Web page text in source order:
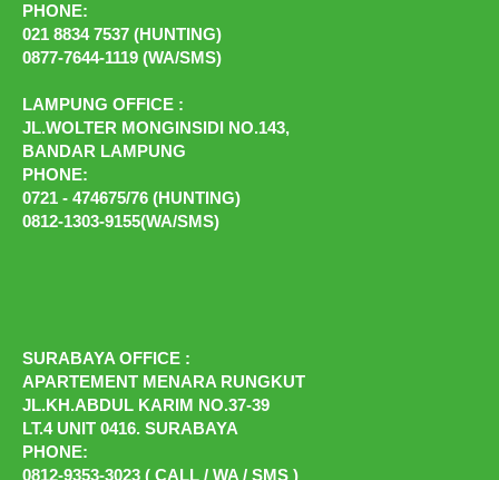
PHONE:
021 8834 7537 (HUNTING)
0877-7644-1119 (WA/SMS)
LAMPUNG OFFICE :
JL.WOLTER MONGINSIDI NO.143,
BANDAR LAMPUNG
PHONE:
0721 - 474675/76 (HUNTING)
0812-1303-9155(WA/SMS)
SURABAYA OFFICE :
APARTEMENT MENARA RUNGKUT
JL.KH.ABDUL KARIM NO.37-39
LT.4 UNIT 0416. SURABAYA
PHONE:
0812-9353-3023 ( CALL / WA / SMS )